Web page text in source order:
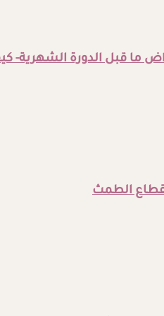
ما قبل الدورة الشهرية-
الطمث